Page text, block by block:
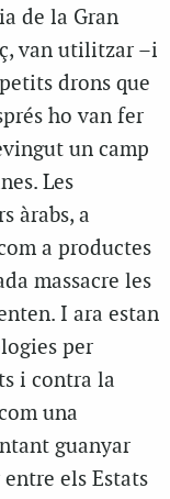
de la Gran
van utilitzar –i
drons que
ho van fer
un camp
Les
àrabs, a
a productes
massacre les
I ara estan
per
i contra la
una
guanyar
els Estats